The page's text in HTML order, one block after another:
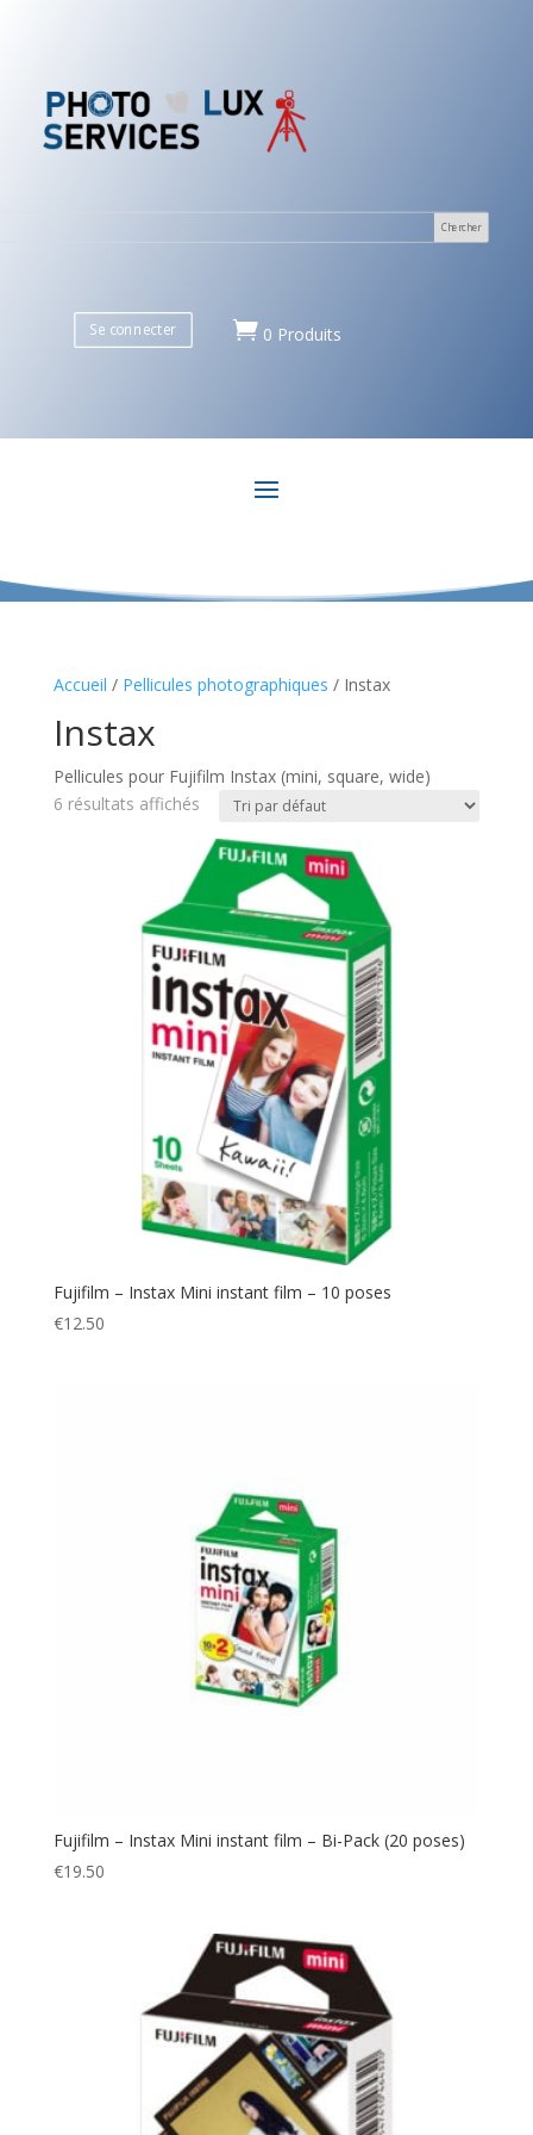
Se connecter  0 Produits
Accueil / Pellicules photographiques / Instax
Instax
Pellicules pour Fujifilm Instax (mini, square, wide)
6 résultats affichés
Fujifilm – Instax Mini instant film – 10 poses
€12.50
Fujifilm – Instax Mini instant film – Bi-Pack (20 poses)
€19.50